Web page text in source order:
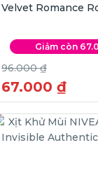
Velvet Romance
Giảm còn
96.000 ₫
67.000 ₫